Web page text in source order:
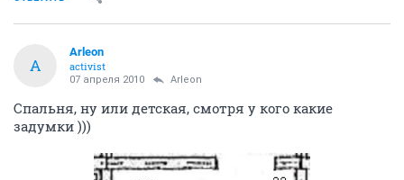
A
Arleon
activist
07 апреля 2010 Arleon
Спальня, ну или детская, смотря у кого какие
задумки )))